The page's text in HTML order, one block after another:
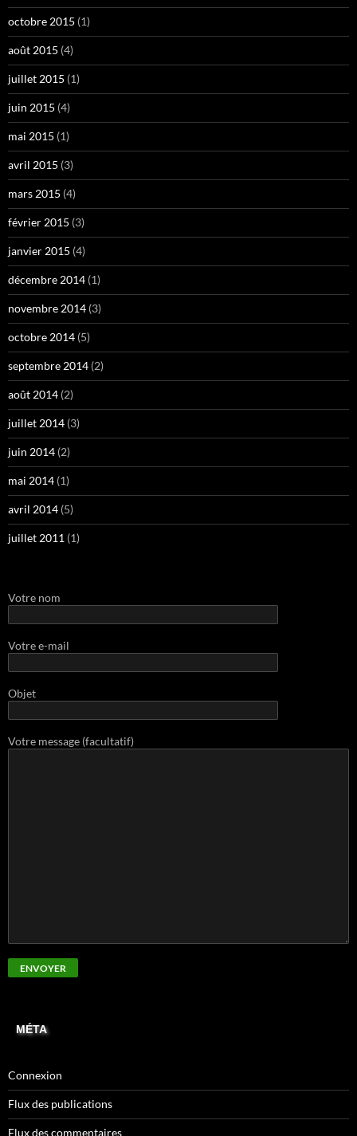
octobre 2015 (1)
août 2015 (4)
juillet 2015 (1)
juin 2015 (4)
mai 2015 (1)
avril 2015 (3)
mars 2015 (4)
février 2015 (3)
janvier 2015 (4)
décembre 2014 (1)
novembre 2014 (3)
octobre 2014 (5)
septembre 2014 (2)
août 2014 (2)
juillet 2014 (3)
juin 2014 (2)
mai 2014 (1)
avril 2014 (5)
juillet 2011 (1)
Votre nom
Votre e-mail
Objet
Votre message (facultatif)
MÉTA
Connexion
Flux des publications
Flux des commentaires